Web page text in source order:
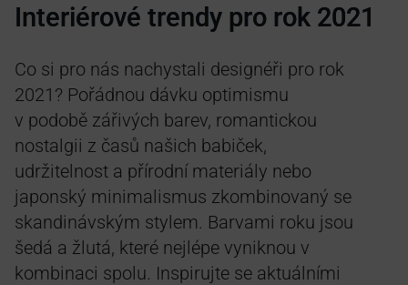
Interiérové trendy pro rok 2021
Co si pro nás nachystali designéři pro rok
2021? Pořádnou dávku optimismu
v podobě zářivých barev, romantickou
nostalgii z časů našich babiček,
udržitelnost a přírodní materiály nebo
japonský minimalismus zkombinovaný se
skandinávským stylem. Barvami roku jsou
šedá a žlutá, které nejlépe vyniknou v
kombinaci spolu. Inspirujte se aktuálními